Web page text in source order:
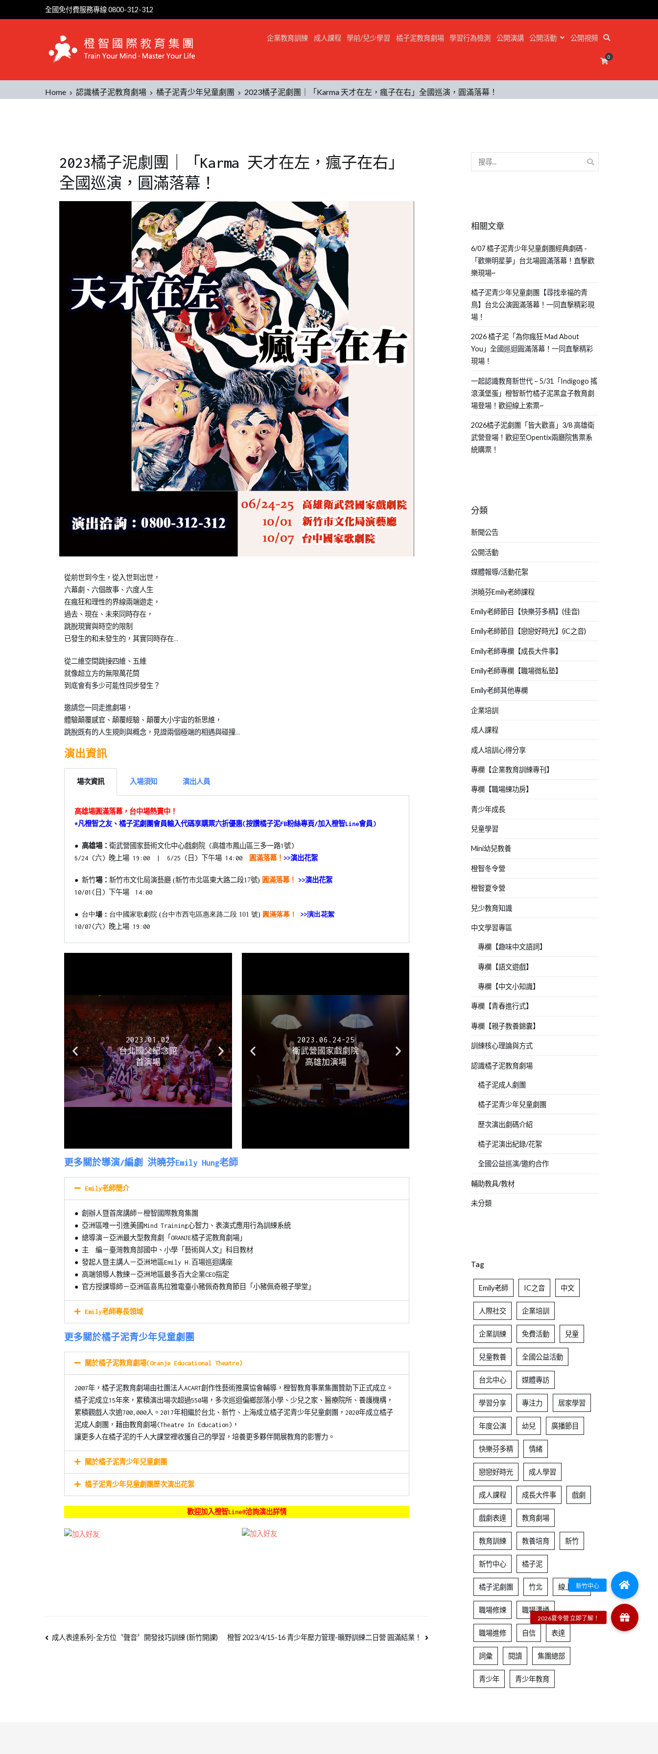
全國免付費服務專線 0800-312-312
企業教育訓練 成人課程 學前/兒少學習 橘子泥教育劇場 學習行為檢測 公開演講 公開活動 公開視頻
0
Home 認識橘子泥教育劇場 橘子泥青少年兒童劇團 2023橘子泥劇團｜「Karma 天才在左，瘋子在右」全國巡演，圓滿落幕！
2023橘子泥劇團｜「Karma 天才在左，瘋子在右」
全國巡演，圓滿落幕！
Posted
on
2023-
04-
13
Posted
橘
子
泥
青
年
兒
童
團
從前世到今生，從入世到出世，
六幕劇、六個故事、六度人生
在瘋狂和理性的界線兩端遊走，
過去、現在、未來同時存在，
跳脫現實與時空的限制
已發生的和未發生的，其實同時存在…
從二維空間跳接四維、五維
就像超立方的無限萬花筒
到底會有多少可能性同步發生？
邀請您一同走進劇場，
體驗顛覆感官、顛覆經驗、顛覆大小宇宙的新思維，
跳脫既有的人生規則與概念，見證兩個極端的相遇與碰撞…
演出資訊
場次資訊 入場須知 演出人員
高雄場圓滿落幕，台中場熱賣中！
*凡橙智之友、橘子泥劇團會員輸入代碼享購票六折優惠(按讚橘子泥FB粉絲專頁/加入橙智Line會員)
● 高雄場： 衛武營國家藝術文化中心戲劇院 (高雄市鳳山區三多一路1號)
6/24 (六)
晚上場 19:00 | 6/25 (日) 下午場14:00 圓滿落幕！ >>演出花絮
● 新竹場： 新竹市文化局演藝廳 (新竹市北區東大路二段17號) 圓滿落幕！
>>演出花絮
10/01( 日 ) 下午場 14:00
● 台中場： 台中國家歌劇院 (台中市西屯區惠來路二段 101 號) 圓滿落幕！
>>演出花絮
10/07(六) 晚上場 19:00
2023.06.24-25
衛武營國家戲劇院
高雄加演場
更多關於導演/編劇 洪曉芬Emily Hung老師
Emily老師簡介
● 創辦人暨首席講師－橙智國際教育集團
● 亞洲區唯一引進美國Mind Training心智力、表演式應用行為訓練系統
● 總導演－亞洲最大型教育劇「ORANJE橘子泥教育劇場」
● 主 編－臺灣教育部國中、小學「藝術與人文」科目教材
● 發起人暨主講人－亞洲地區Emily H.百場巡迴講座
● 高端領導人教練－亞洲地區最多百大企業CEO指定
● 官方授課導師－亞洲區喜馬拉雅電臺小豬佩奇教育節目「小豬佩奇親子學堂」
Emily老師專長領域
更多關於橘子泥青少年兒童劇團
關於橘子泥教育劇場(Oranje Educational Theatre)
2007年，橘子泥教育劇場由社團法人ACART創作性藝術推廣協會輔導，橙智教育事業集團贊助下正式成立。
橘子泥成立15年來，累積演出場次超過550場，多次巡迴偏鄉部落小學、少兒之家、醫療院所、養護機構，
累積觀戲人次逾700,000人。2017年相繼於台北、新竹、上海成立橘子泥青少年兒童劇團，2020年成立橘子
泥成人劇團，藉由教育劇場(Theatre In Education)，
讓更多人在橘子泥的千人大課堂裡收獲自己的學習，培養更多夥伴開展教育的影響力。
關於橘子泥青少年兒童劇團
橘子泥青少年兒童劇團歷次演出花絮
歡迎加入橙智Line@洽詢演出詳情
成人表達系列-全方位〝聲音〞開發技巧訓練 (新竹開課) 橙智 2023/4/15-16 青少年壓力管理-曠野訓練二日營 圓滿結業！
相關文章
6/07 橘子泥青少年兒童劇團經典劇碼 -
「歡樂明星夢」台北場圓滿落幕！直擊歡
樂現場~
橘子泥青少年兒童劇團【尋找幸福的青
鳥】台北公演圓滿落幕！一同直擊精彩現
場！
2026 橘子泥「為你瘋狂 Mad About
You」全國巡迴圓滿落幕！一同直擊精彩
現場！
一起認識教育新世代 – 5/31「Indigogo 搖
滾漢堡蛋」橙智新竹橘子泥黑盒子教育劇
場登場！歡迎線上索票~
2026橘子泥劇團「皆大歡喜」3/8 高雄衛
武營登場！歡迎至Opentix兩廳院售票系
統購票！
分類
新聞公告
公開活動
媒體報導/活動花絮
洪曉芬Emily老師課程
Emily老師節目【快樂芬多精】(佳音)
Emily老師節目【戀戀好時光】(iC之音)
Emily老師專欄【成長大件事】
Emily老師專欄【職場微私塾】
Emily老師其他專欄
企業培訓
成人課程
成人培訓心得分享
專欄【企業教育訓練專刊】
專欄【職場練功房】
青少年成長
兒童學習
Mini幼兒教養
橙智冬令營
橙智夏令營
兒少教育知識
中文學習專區
專欄【趣味中文語詞】
專欄【語文遊戲】
專欄【中文小知識】
專欄【青春進行式】
專欄【親子教養錦囊】
訓練核心理論與方式
認識橘子泥教育劇場
橘子泥成人劇團
橘子泥青少年兒童劇團
歷次演出劇碼介紹
橘子泥演出紀錄/花絮
全國公益巡演/邀約合作
輔助教具/教材
未分類
Tag
Emily老師 IC之音 中文
人際社交 企業培訓
企業訓練 免費活動 兒童
兒童教養 全國公益活動
台北中心 媒體專訪
學習分享 專注力 居家學習
年度公演 幼兒 廣播節目
快樂芬多精 情緒
戀戀好時光 成人學習
成人課程 成長大件事 戲劇
戲劇表達 教育劇場
教育訓練 教養培育 新竹
新竹中心 橘子泥
橘子泥劇團 竹北 線上課程
職場修煉 職場溝通
職場進修 自信 表達
詞彙 閱讀 集團總部
青少年 青少年教育